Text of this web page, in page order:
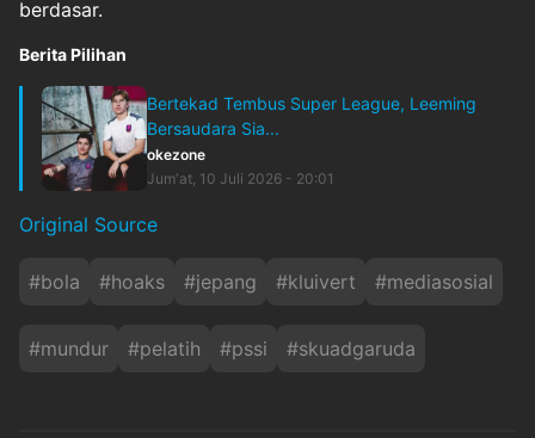
berdasar.
Berita Pilihan
Bertekad Tembus Super League, Leeming
Bersaudara Sia...
okezone
Jum'at, 10 Juli 2026 - 20:01
Original Source
#bola #hoaks #jepang #kluivert #mediasosial
#mundur #pelatih #pssi #skuadgaruda